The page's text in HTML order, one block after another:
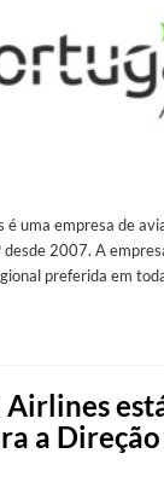
é uma empresa de
2007. A
preferida em
a